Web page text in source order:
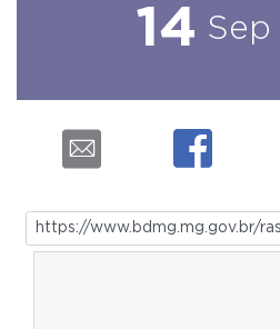
14 Sep